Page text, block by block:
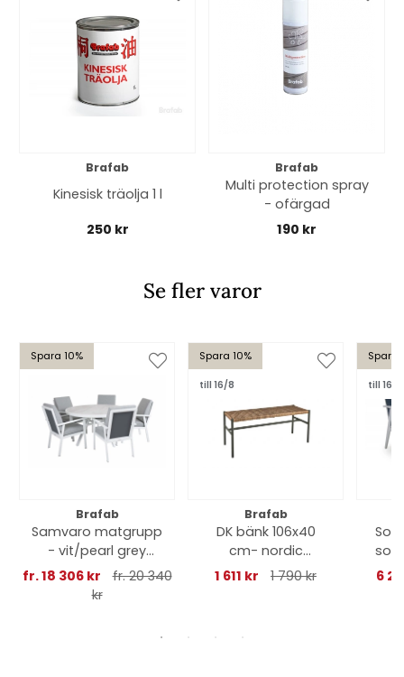
Brafab
Kinesisk träolja 1 l
250 kr
Brafab
Multi protection spray
- ofärgad
190 kr
Se fler varor
Spara 10%
Brafab
Samvaro matgrupp
- vit/pearl grey
dyna
fr. 18 306 kr
fr. 20 340
kr
Spara 10%
till 16/8
Brafab
DK bänk 106x40
cm- nordic
green/natur
1 611 kr 1 790 kr
Spara
till 16/8
6